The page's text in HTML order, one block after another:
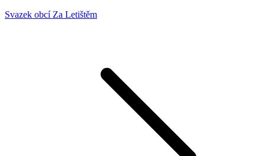
Svazek obcí Za Letištěm